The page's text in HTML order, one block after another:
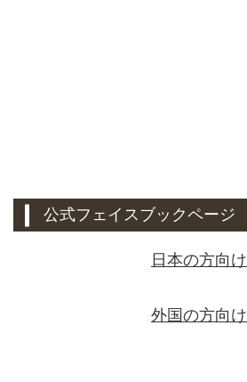
公式フェイスブックページ
日本の方向け
外国の方向け